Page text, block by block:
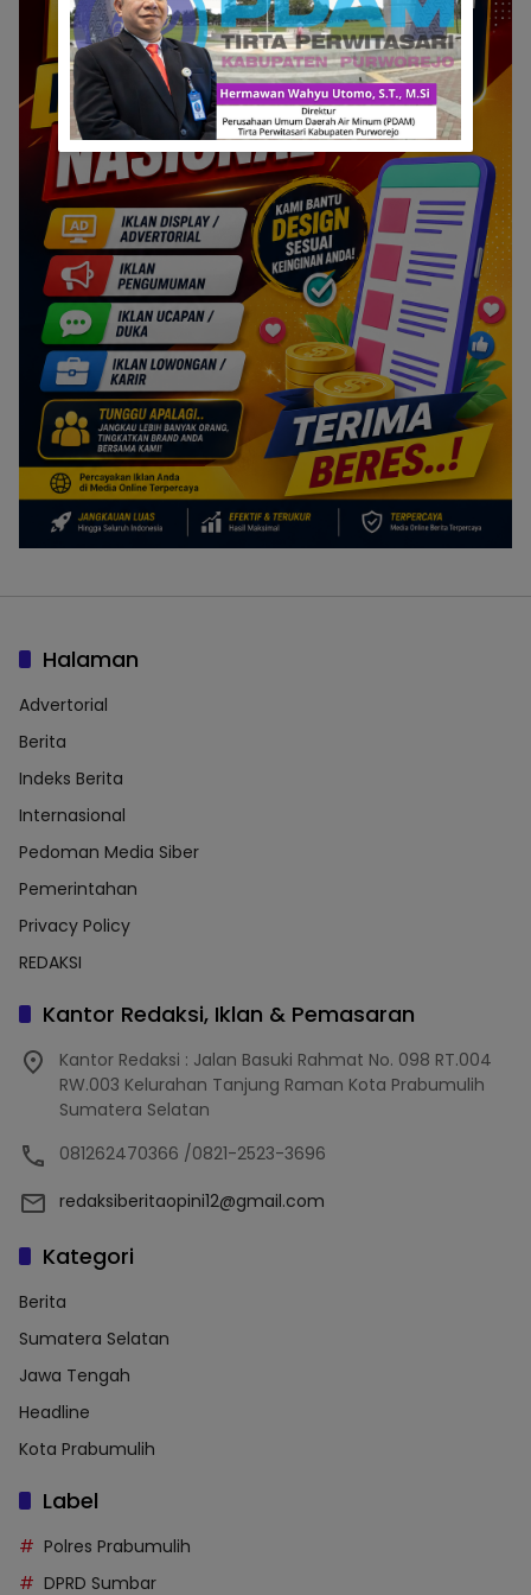
Halaman
Advertorial
Berita
Indeks Berita
Internasional
Pedoman Media Siber
Pemerintahan
Privacy Policy
REDAKSI
Kantor Redaksi, Iklan & Pemasaran
Kantor Redaksi : Jalan Basuki Rahmat No. 098 RT.004
RW.003 Kelurahan Tanjung Raman Kota Prabumulih
Sumatera Selatan
081262470366 /0821-2523-3696
redaksiberitaopini12@gmail.com
Kategori
Berita
Sumatera Selatan
Jawa Tengah
Headline
Kota Prabumulih
Label
Polres Prabumulih
DPRD Sumbar